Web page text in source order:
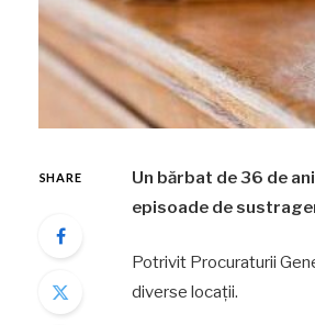
SHARE
Un bărbat de 36 de
episoade de
Potrivit Procuraturii
diverse locații.